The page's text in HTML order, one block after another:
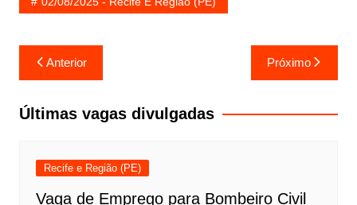
Navegação
de
Post
Anterior Próximo
Últimas vagas divulgadas
Recife e Região (PE)
Vaga de Emprego para Bombeiro Civil